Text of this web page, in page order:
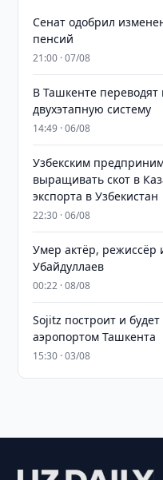
Сенат одобрил
пенсий
21:00 · 07/08
В Ташкенте переводят
двухэтапную систему
14:49 · 06/08
Узбекским
выращивать скот в
экспорта в Узбекистан
22:30 · 06/08
Умер актёр, режиссёр
Убайдуллаев
00:22 · 08/08
Sojitz построит и
аэропортом Ташкента
15:30 · 03/08